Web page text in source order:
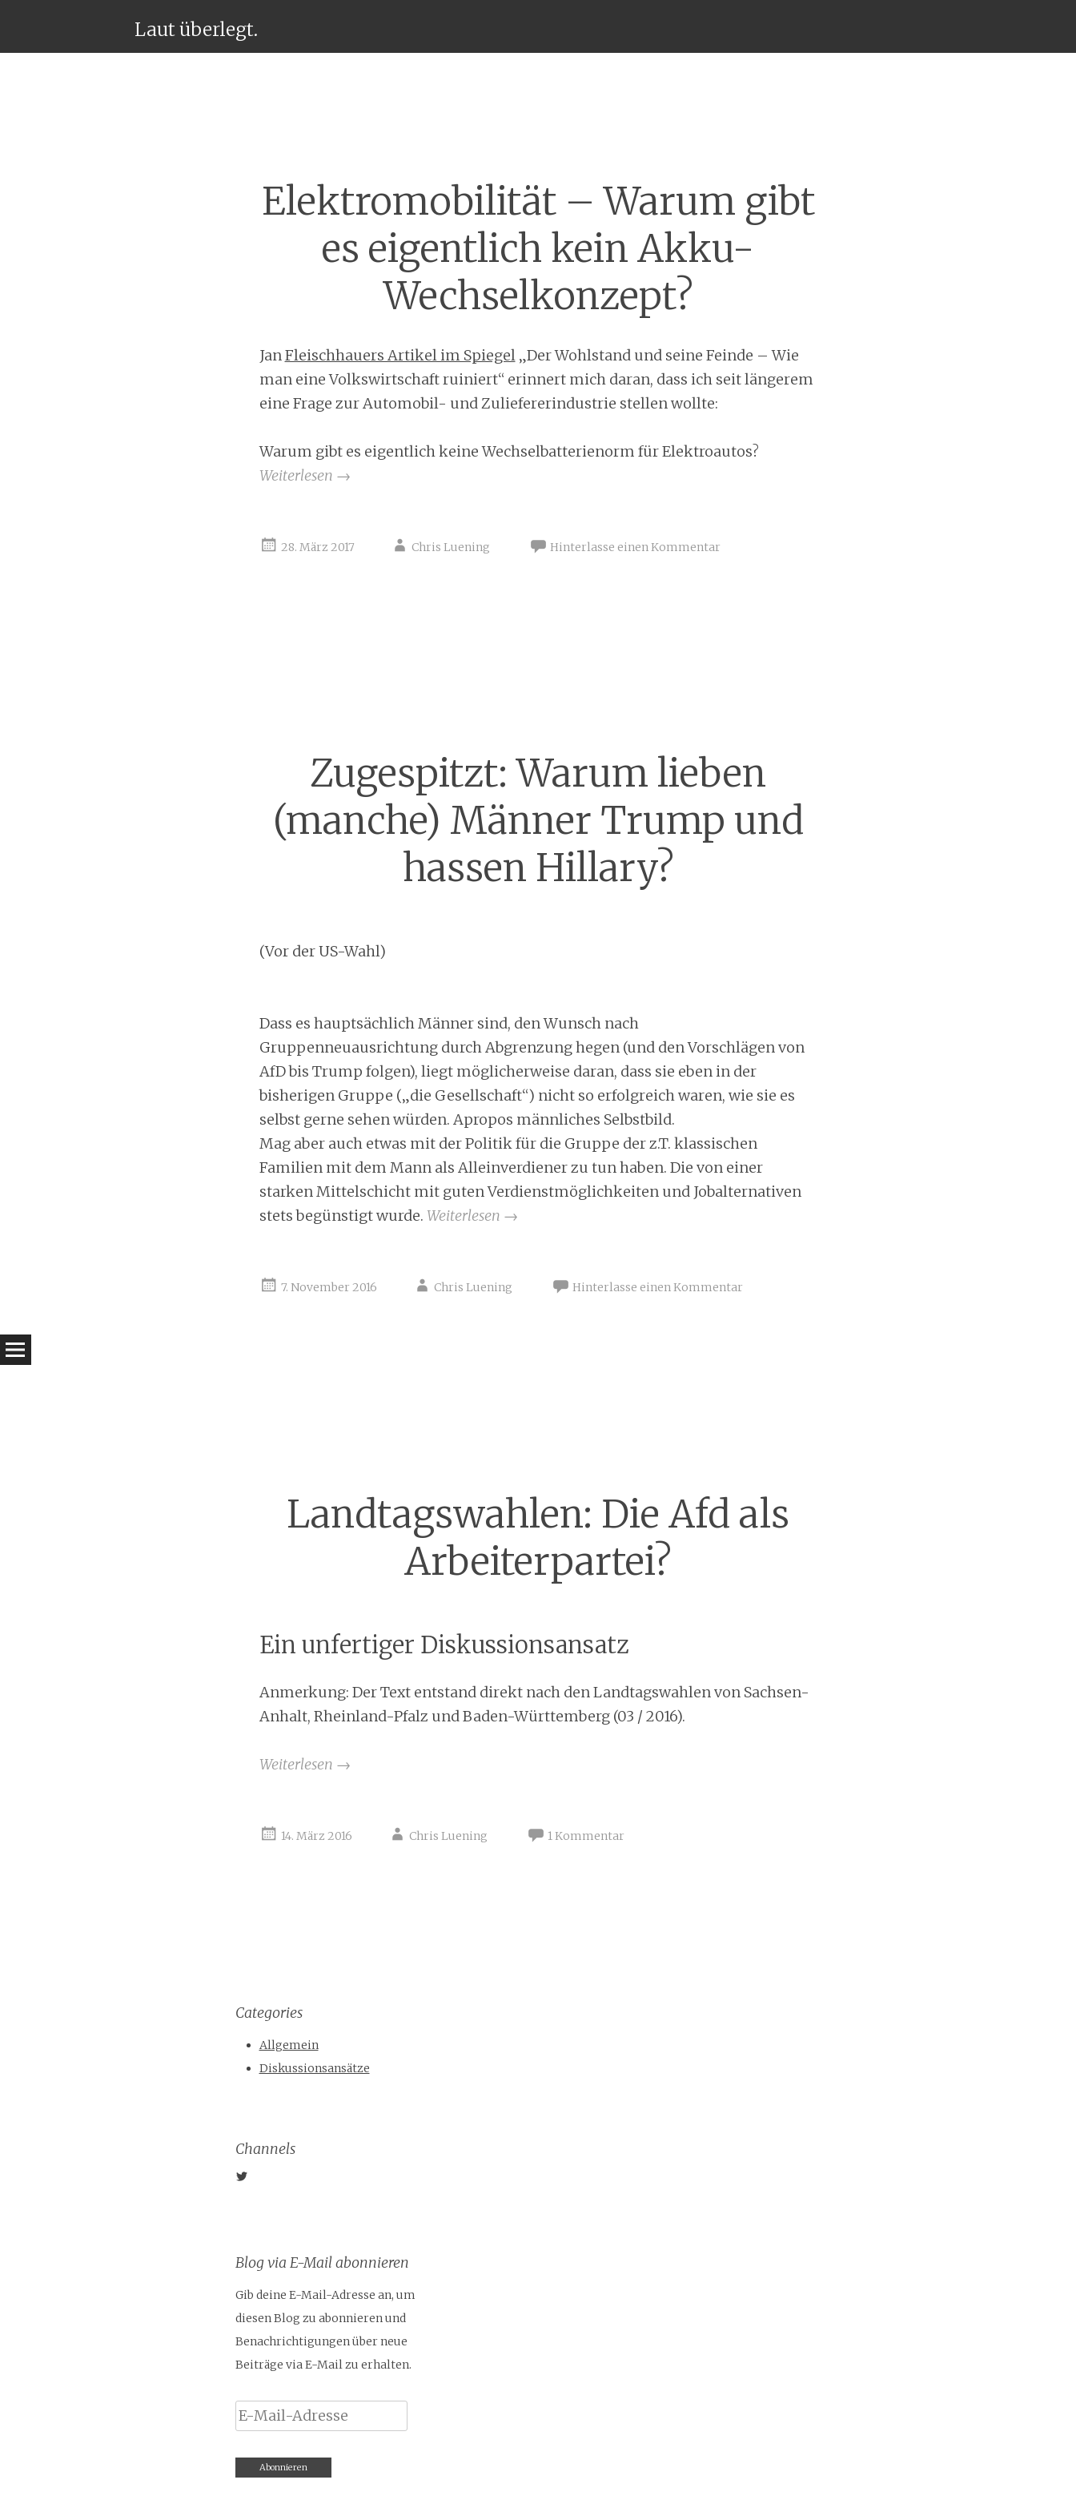
Laut überlegt.
Elektromobilität – Warum gibt
es eigentlich kein Akku-
Wechselkonzept?
Jan Fleischhauers Artikel im Spiegel „Der Wohlstand und seine Feinde – Wie
man eine Volkswirtschaft ruiniert“ erinnert mich daran, dass ich seit längerem
eine Frage zur Automobil- und Zuliefererindustrie stellen wollte:
Warum gibt es eigentlich keine Wechselbatterienorm für Elektroautos?
Weiterlesen →
28. März 2017 Chris Luening Hinterlasse einen Kommentar
Zugespitzt: Warum lieben
(manche) Männer Trump und
hassen Hillary?
(Vor der US-Wahl)
Dass es hauptsächlich Männer sind, den Wunsch nach
Gruppenneuausrichtung durch Abgrenzung hegen (und den Vorschlägen von
AfD bis Trump folgen), liegt möglicherweise daran, dass sie eben in der
bisherigen Gruppe („die Gesellschaft“) nicht so erfolgreich waren, wie sie es
selbst gerne sehen würden. Apropos männliches Selbstbild.
Mag aber auch etwas mit der Politik für die Gruppe der z.T. klassischen
Familien mit dem Mann als Alleinverdiener zu tun haben. Die von einer
starken Mittelschicht mit guten Verdienstmöglichkeiten und Jobalternativen
stets begünstigt wurde. Weiterlesen →
7. November 2016 Chris Luening Hinterlasse einen Kommentar
Landtagswahlen: Die Afd als
Arbeiterpartei?
Ein unfertiger Diskussionsansatz
Anmerkung: Der Text entstand direkt nach den Landtagswahlen von Sachsen-
Anhalt, Rheinland-Pfalz und Baden-Württemberg (03 / 2016).
Weiterlesen →
14. März 2016 Chris Luening 1 Kommentar
Categories
Allgemein
Diskussionsansätze
Channels
Blog via E-Mail abonnieren
Gib deine E-Mail-Adresse an, um
diesen Blog zu abonnieren und
Benachrichtigungen über neue
Beiträge via E-Mail zu erhalten.
E-
Mail-
Adresse